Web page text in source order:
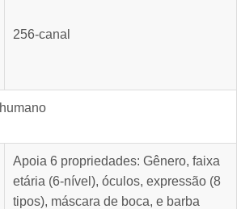
256-canal
Apoia 6 propriedades: Gênero, faixa
etária (6-nível), óculos, expressão (8
tipos), máscara de boca, e barba